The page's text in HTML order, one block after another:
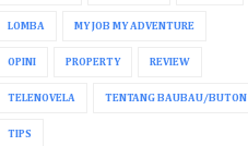
LOMBA MY JOB MY ADVENTURE
OPINI PROPERTY REVIEW
TELENOVELA TENTANG BAUBAU/BUTON
TIPS